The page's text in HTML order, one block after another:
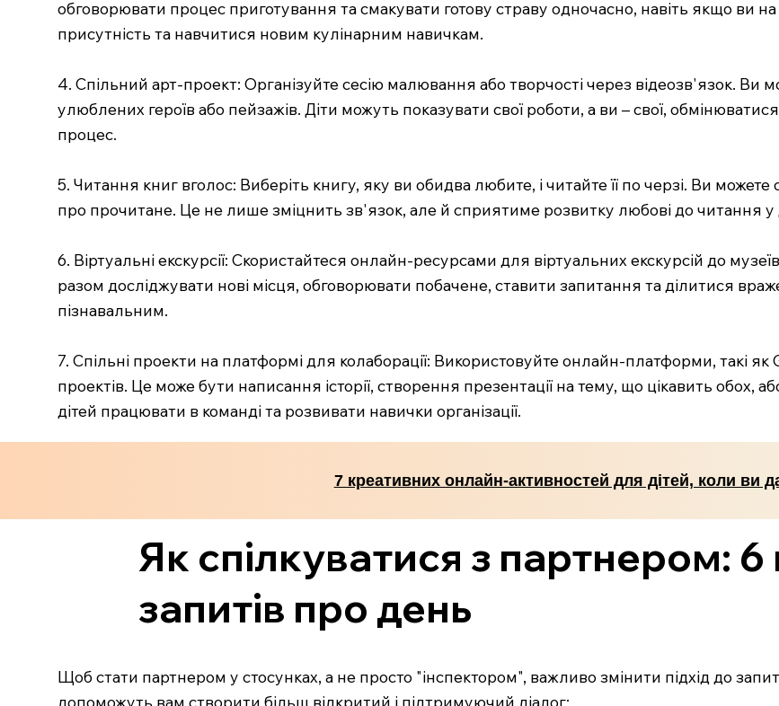
обговорювати процес приготування та смакувати готову страву одночасно, навіть якщо ви
присутність та навчитися новим кулінарним навичкам.
4. Спільний арт-проект: Організуйте сесію малювання або творчості через відеозв'язок.
улюблених героїв або пейзажів. Діти можуть показувати свої роботи, а ви – свої,
процес.
5. Читання книг вголос: Виберіть книгу, яку ви обидва любите, і читайте її по черзі. Ви
про прочитане. Це не лише зміцнить зв'язок, але й сприятиме розвитку любові до читання у
6. Віртуальні екскурсії: Скористайтеся онлайн-ресурсами для віртуальних екскурсій до
разом досліджувати нові місця, обговорювати побачене, ставити запитання та ділитися
пізнавальним.
7. Спільні проекти на платформі для колаборації: Використовуйте онлайн-платформи, такі
проектів. Це може бути написання історії, створення презентації на тему, що цікавить обох,
дітей працювати в команді та розвивати навички організації.
7 креативних онлайн-активностей для дітей, коли ви
Як спілкуватися з партнером:
запитів про день
Щоб стати партнером у стосунках, а не просто "інспектором", важливо змінити підхід до
допоможуть вам створити більш відкритий і підтримуючий діалог: